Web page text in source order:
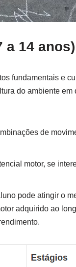
a 14 anos)
fundamentais e
do ambiente
de
motor, se
pode atingir o
adquirido ao